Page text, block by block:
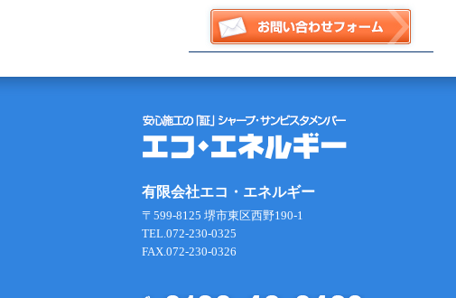
有限会社エコ・エネルギー
〒599-8125 堺市東区西野190-1
TEL.072-230-0325
FAX.072-230-0326